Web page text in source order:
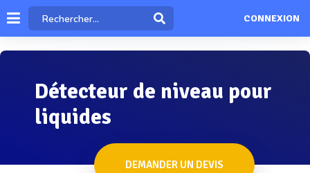
CONNEXION
Détecteur de niveau pour
liquides
DEMANDER UN DEVIS